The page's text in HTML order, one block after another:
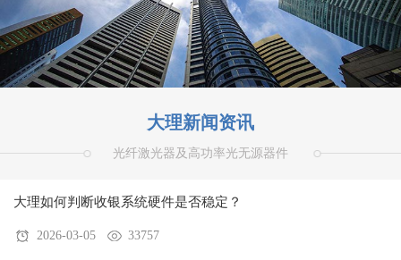
大理新闻资讯
光纤激光器及高功率光无源器件
大理如何判断收银系统硬件是否稳定？
2026-03-05 33757